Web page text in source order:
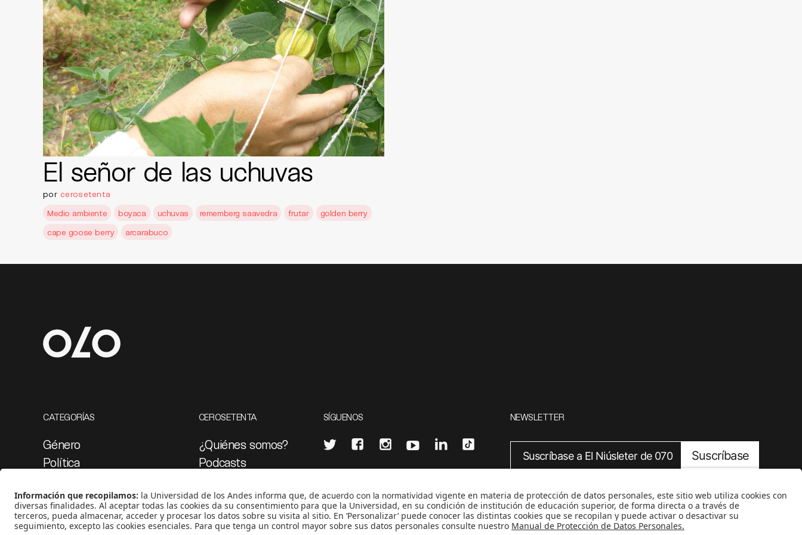
El señor de las uchuvas
por cerosetenta
Medio ambiente
boyaca uchuvas rememberg saavedra frutar
golden berry
cape goose berry
arcarabuco
CATEGORÍAS
Género
Política
Medio ambiente
Medios y periodismo
CEROSETENTA
¿Quiénes somos?
Podcasts
Proyectos 070
SÍGUENOS
CONTÁCTANOS
cerosetenta@uniandes.edu.co
NEWSLETTER
Suscríbase